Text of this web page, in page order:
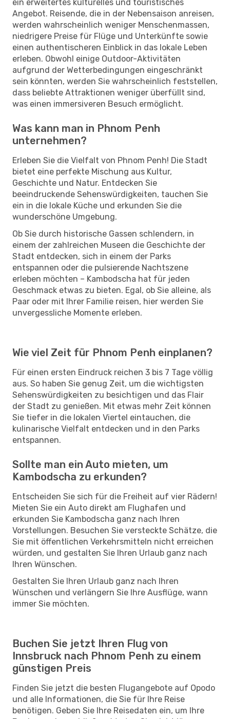
ein erweitertes kulturelles und touristisches
Angebot. Reisende, die in der Nebensaison anreisen,
werden wahrscheinlich weniger Menschenmassen,
niedrigere Preise für Flüge und Unterkünfte sowie
einen authentischeren Einblick in das lokale Leben
erleben. Obwohl einige Outdoor-Aktivitäten
aufgrund der Wetterbedingungen eingeschränkt
sein könnten, werden Sie wahrscheinlich feststellen,
dass beliebte Attraktionen weniger überfüllt sind,
was einen immersiveren Besuch ermöglicht.
Was kann man in Phnom Penh
unternehmen?
Erleben Sie die Vielfalt von Phnom Penh! Die Stadt
bietet eine perfekte Mischung aus Kultur,
Geschichte und Natur. Entdecken Sie
beeindruckende Sehenswürdigkeiten, tauchen Sie
ein in die lokale Küche und erkunden Sie die
wunderschöne Umgebung.
Ob Sie durch historische Gassen schlendern, in
einem der zahlreichen Museen die Geschichte der
Stadt entdecken, sich in einem der Parks
entspannen oder die pulsierende Nachtszene
erleben möchten – Kambodscha hat für jeden
Geschmack etwas zu bieten. Egal, ob Sie alleine, als
Paar oder mit Ihrer Familie reisen, hier werden Sie
unvergessliche Momente erleben.
Wie viel Zeit für Phnom Penh einplanen?
Für einen ersten Eindruck reichen 3 bis 7 Tage völlig
aus. So haben Sie genug Zeit, um die wichtigsten
Sehenswürdigkeiten zu besichtigen und das Flair
der Stadt zu genießen. Mit etwas mehr Zeit können
Sie tiefer in die lokalen Viertel eintauchen, die
kulinarische Vielfalt entdecken und in den Parks
entspannen.
Sollte man ein Auto mieten, um
Kambodscha zu erkunden?
Entscheiden Sie sich für die Freiheit auf vier Rädern!
Mieten Sie ein Auto direkt am Flughafen und
erkunden Sie Kambodscha ganz nach Ihren
Vorstellungen. Besuchen Sie versteckte Schätze, die
Sie mit öffentlichen Verkehrsmitteln nicht erreichen
würden, und gestalten Sie Ihren Urlaub ganz nach
Ihren Wünschen.
Gestalten Sie Ihren Urlaub ganz nach Ihren
Wünschen und verlängern Sie Ihre Ausflüge, wann
immer Sie möchten.
Buchen Sie jetzt Ihren Flug von
Innsbruck nach Phnom Penh zu einem
günstigen Preis
Finden Sie jetzt die besten Flugangebote auf Opodo
und alle Informationen, die Sie für Ihre Reise
benötigen. Geben Sie Ihre Reisedaten ein, um Ihre